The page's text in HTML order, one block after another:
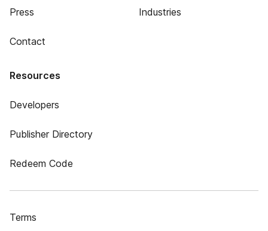
Press
Contact
Industries
Resources
Developers
Publisher Directory
Redeem Code
Terms